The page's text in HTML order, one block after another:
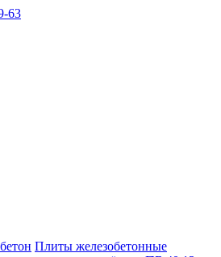
63
Плиты железобетонные